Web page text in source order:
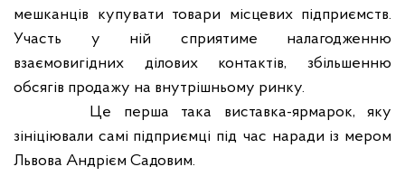
мешканців купувати товари місцевих підприємств.
Участь у ній сприятиме налагодженню
взаємовигідних ділових контактів, збільшенню
обсягів продажу на внутрішньому ринку.
Це перша така виставка-ярмарок, яку
зініціювали самі підприємці під час наради із мером
Львова Андрієм Садовим.